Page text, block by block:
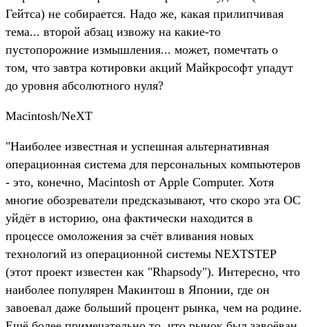
Гейтса) не собирается. Надо же, какая прилипчивая
тема... второй абзац извожу на какие-то
пустопорожние измышления... может, помечтать о
том, что завтра котировки акций Майкрософт упадут
до уровня абсолютного нуля?
Macintosh/NeXT
"Наиболее известная и успешная альтернативная
операционная система для персональных компьютеров
- это, конечно, Macintosh от Apple Computer. Хотя
многие обозреватели предсказывают, что скоро эта ОС
уйдёт в историю, она фактически находится в
процессе омоложения за счёт вливания новых
технологий из операционной системы NEXTSTEP
(этот проект известен как "Rhapsody"). Интересно, что
наиболее популярен Макинтош в Японии, где он
завоевал даже больший процент рынка, чем на родине.